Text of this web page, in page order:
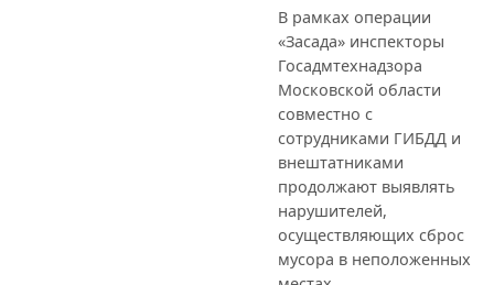
В рамках операции
«Засада» инспекторы
Госадмтехнадзора
Московской области
совместно с
сотрудниками ГИБДД и
внештатниками
продолжают выявлять
нарушителей,
осуществляющих сброс
мусора в неположенных